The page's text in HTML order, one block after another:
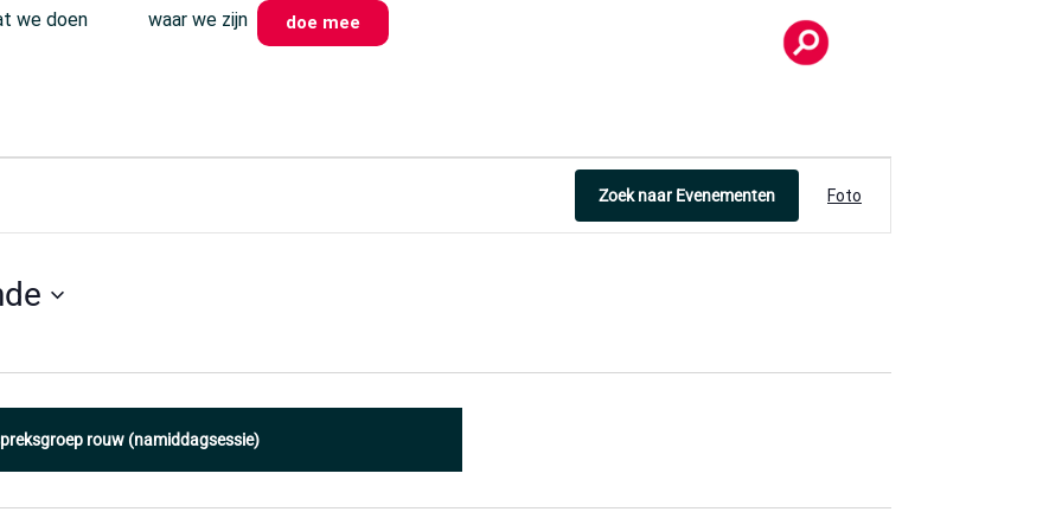
we doen waar we zijn doe mee
Zoek naar Evenementen Foto
rouw (namiddagsessie)